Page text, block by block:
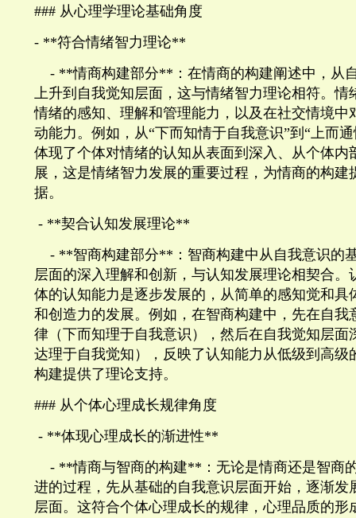
### 从心理学理论基础角度
- **符合情绪智力理论**
- **情商构建部分** ：在情商的构建阐述中，从
上升到自我觉知层面，这与情绪智力理论相符。情
情绪的感知、理解和管理能力，以及在社交情境中
动能力。例如，从“下而知情于自我意识”到“上而
体现了个体对情绪的认知从表面到深入、从个体内
展，这是情绪智力发展的重要过程，为情商的构建
据。
- **契合认知发展理论**
- **智商构建部分** ：智商构建中从自我意识的
层面的深入理解和创新，与认知发展理论相契合。
体的认知能力是逐步发展的，从简单的感知觉和具
和创造力的发展。例如，在智商构建中，先在自我
律（下而知理于自我意识），然后在自我觉知层面
达理于自我觉知），反映了认知能力从低级到高级
构建提供了理论支持。
### 从个体心理成长规律角度
- **体现心理成长的渐进性**
- **情商与智商的构建** ：无论是情商还是智商
进的过程，先从基础的自我意识层面开始，逐渐发
层面。这符合个体心理成长的规律，心理品质的形